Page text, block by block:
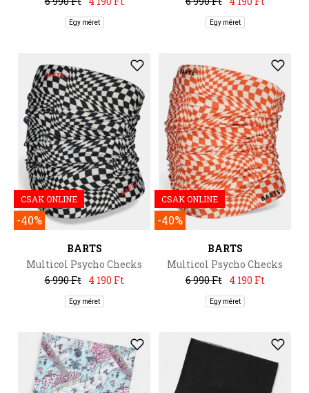
Egy méret Egy méret
CSAK ONLINE
-40%
BARTS
Multicol Psycho Checks
6 990 Ft
4 190 Ft
Egy méret
CSAK ONLINE
-40%
BARTS
Multicol Psycho Checks
6 990 Ft
4 190 Ft
Egy méret